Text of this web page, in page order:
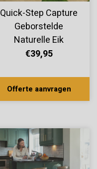
Quick-Step Capture
Geborstelde
Naturelle Eik
SIG4763
€39,95
Offerte aanvragen